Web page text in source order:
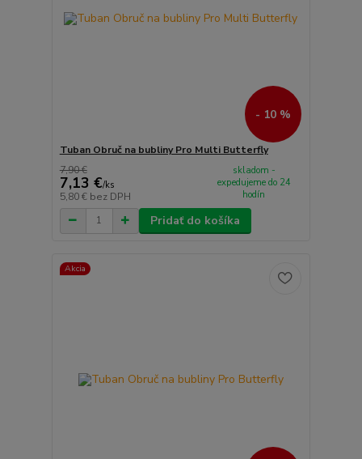
- 10 %
Tuban Obruč na bubliny Pro Multi Butterfly
7,90 €
7,13 €/ks
5,80 € bez DPH
skladom -
expedujeme do 24
hodín
Pridať do košíka
Akcia